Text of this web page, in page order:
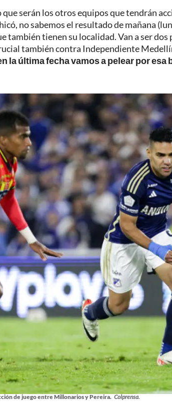
serán los otros equipos que tendrán
no sabemos el resultado de mañana
también tienen su localidad. Van a ser
también contra Independiente
la última fecha vamos a pelear por
de juego entre Millonarios y Pereira. Colprensa.